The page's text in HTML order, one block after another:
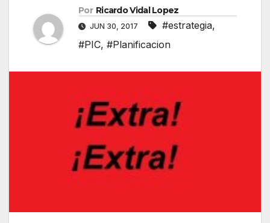
Por Ricardo Vidal Lopez
JUN 30, 2017 #estrategia,
#PIC, #Planificacion